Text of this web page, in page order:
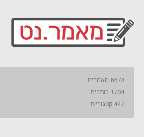
6678 מאמרים
1734 כותבים
447 קטגוריות